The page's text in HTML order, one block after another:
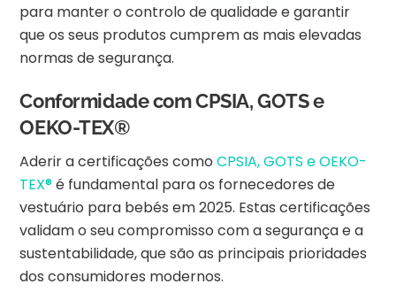
para manter o controlo de qualidade e garantir
que os seus produtos cumprem as mais elevadas
normas de segurança.
Conformidade com CPSIA, GOTS e
OEKO-TEX®
Aderir a certificações comoCPSIA, GOTS e OEKO-
TEX®é fundamental para os fornecedores de
vestuário para bebés em 2025. Estas certificações
validam o seu compromisso com a segurança e a
sustentabilidade, que são as principais prioridades
dos consumidores modernos.